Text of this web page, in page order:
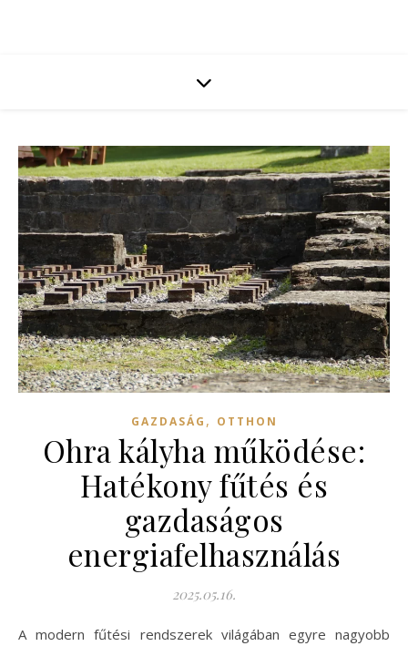
GAZDASÁG , OTTHON
Ohra kályha működése:
Hatékony fűtés és
gazdaságos
energiafelhasználás
2025.05.16.
A modern fűtési rendszerek világában egyre nagyobb